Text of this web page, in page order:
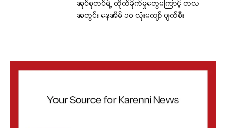
အုပ်စုတပ်ရဲ့ တိုက်ခိုက်မှုတွေကြောင့် တလ
အတွင်း နေအိမ် ၁၀ လုံးကျော် ပျက်စီး